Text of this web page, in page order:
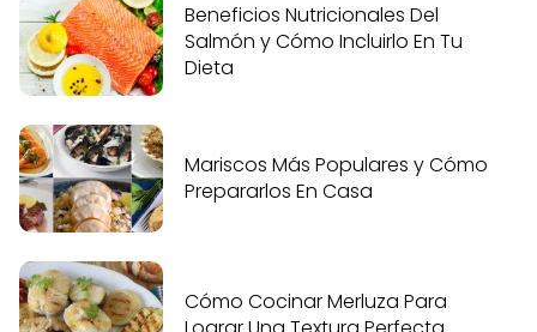
Beneficios Nutricionales Del
Salmón y Cómo Incluirlo En Tu
Dieta
Mariscos Más Populares y Cómo
Prepararlos En Casa
Cómo Cocinar Merluza Para